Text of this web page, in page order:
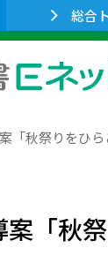
総合
「秋祭りをひ
案「秋